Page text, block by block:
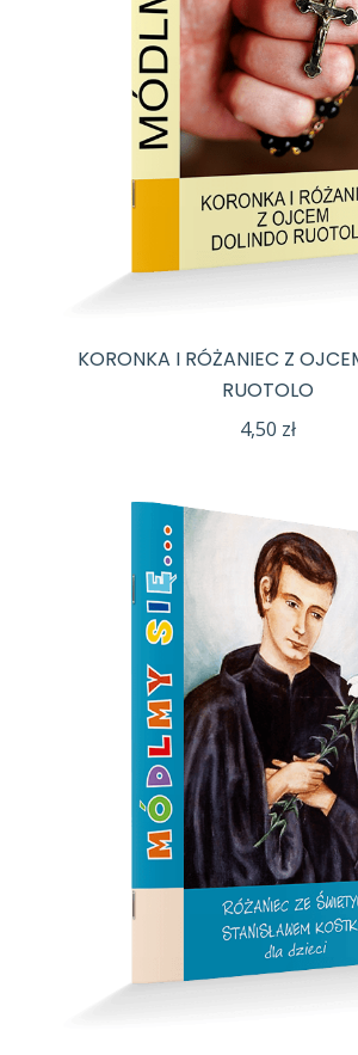
KORONKA I RÓŻANIEC Z
RUOTOLO
4,50 zł